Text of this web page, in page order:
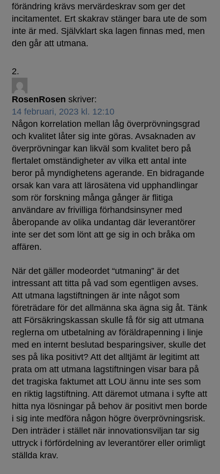
förändring krävs mervärdeskrav som ger det
incitamentet. Ert skakrav stänger bara ute de som
inte är med. Självklart ska lagen finnas med, men
den går att utmana.
RosenRosen skriver:
14 februari, 2023 kl. 12:10
Någon korrelation mellan låg överprövningsgrad
och kvalitet låter sig inte göras. Avsaknaden av
överprövningar kan likväl som kvalitet bero på
flertalet omständigheter av vilka ett antal inte
beror på myndighetens agerande. En bidragande
orsak kan vara att lärosätena vid upphandlingar
som rör forskning många gånger är flitiga
användare av frivilliga förhandsinsyner med
åberopande av olika undantag där leverantörer
inte ser det som lönt att ge sig in och bråka om
affären.
När det gäller modeordet “utmaning” är det
intressant att titta på vad som egentligen avses.
Att utmana lagstiftningen är inte något som
företrädare för det allmänna ska ägna sig åt. Tänk
att Försäkringskassan skulle få för sig att utmana
reglerna om utbetalning av föräldrapenning i linje
med en internt beslutad besparingsiver, skulle det
ses på lika positivt? Att det alltjämt är legitimt att
prata om att utmana lagstiftningen visar bara på
det tragiska faktumet att LOU ännu inte ses som
en riktig lagstiftning. Att däremot utmana i syfte att
hitta nya lösningar på behov är positivt men borde
i sig inte medföra någon högre överprövningsrisk.
Den inträder i stället när innovationsviljan tar sig
uttryck i förfördelning av leverantörer eller orimligt
ställda krav.